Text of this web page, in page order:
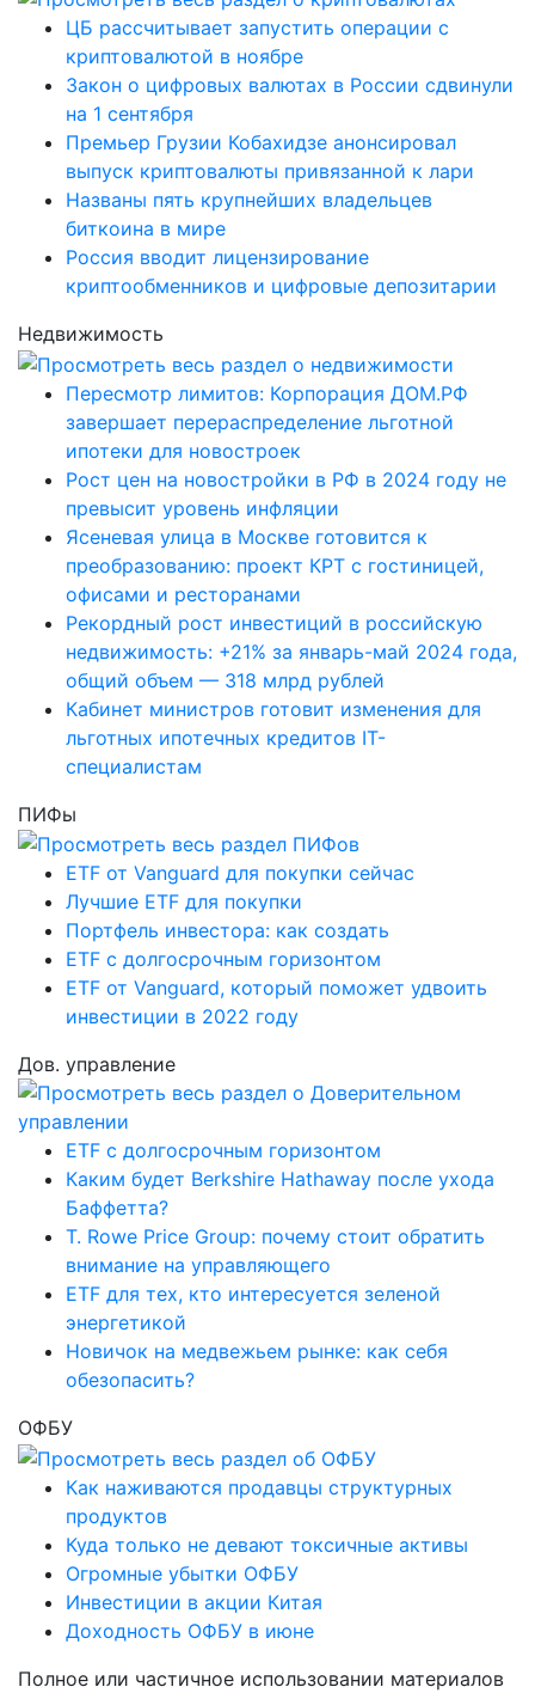
ЦБ рассчитывает запустить операции с
криптовалютой в ноябре
Закон о цифровых валютах в России сдвинули
на 1 сентября
Премьер Грузии Кобахидзе анонсировал
выпуск криптовалюты привязанной к лари
Названы пять крупнейших владельцев
биткоина в мире
Россия вводит лицензирование
криптообменников и цифровые депозитарии
Недвижимость
Пересмотр лимитов: Корпорация ДОМ.РФ
завершает перераспределение льготной
ипотеки для новостроек
Рост цен на новостройки в РФ в 2024 году не
превысит уровень инфляции
Ясеневая улица в Москве готовится к
преобразованию: проект КРТ с гостиницей,
офисами и ресторанами
Рекордный рост инвестиций в российскую
недвижимость: +21% за январь-май 2024 года,
общий объем — 318 млрд рублей
Кабинет министров готовит изменения для
льготных ипотечных кредитов IT-
специалистам
ПИФы
ETF от Vanguard для покупки сейчас
Лучшие ETF для покупки
Портфель инвестора: как создать
ETF с долгосрочным горизонтом
ETF от Vanguard, который поможет удвоить
инвестиции в 2022 году
Дов. управление
ETF с долгосрочным горизонтом
Каким будет Berkshire Hathaway после ухода
Баффетта?
T. Rowe Price Group: почему стоит обратить
внимание на управляющего
ETF для тех, кто интересуется зеленой
энергетикой
Новичок на медвежьем рынке: как себя
обезопасить?
ОФБУ
Как наживаются продавцы структурных
продуктов
Куда только не девают токсичные активы
Огромные убытки ОФБУ
Инвестиции в акции Китая
Доходность ОФБУ в июне
Полное или частичное использовании материалов